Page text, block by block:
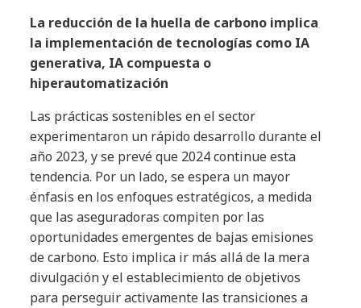
La reducción de la huella de carbono implica
la implementación de tecnologías como IA
generativa, IA compuesta o
hiperautomatización
Las prácticas sostenibles en el sector
experimentaron un rápido desarrollo durante el
año 2023, y se prevé que 2024 continue esta
tendencia. Por un lado, se espera un mayor
énfasis en los enfoques estratégicos, a medida
que las aseguradoras compiten por las
oportunidades emergentes de bajas emisiones
de carbono. Esto implica ir más allá de la mera
divulgación y el establecimiento de objetivos
para perseguir activamente las transiciones a